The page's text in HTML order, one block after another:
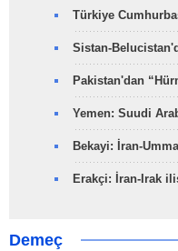
Türkiye
Sistan-
Pakistan'dan
Yemen: Suudi
Bekayi: İran-
Erakçi: İran-Irak
Demeç